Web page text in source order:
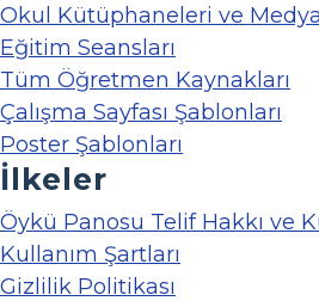
Okul Kütüphaneleri ve
Eğitim Seansları
Tüm Öğretmen Kaynakları
Çalışma Sayfası Şablonları
Poster Şablonları
İlkeler
Öykü Panosu Telif Hakkı ve
Kullanım Şartları
Gizlilik Politikası